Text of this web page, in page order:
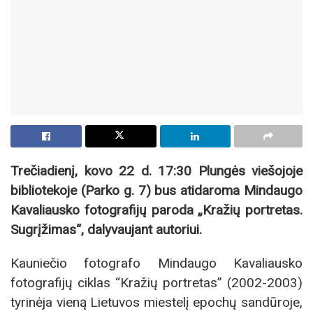
Trečiadienį, kovo 22 d. 17:30 Plungės viešojoje
bibliotekoje (Parko g. 7) bus atidaroma Mindaugo
Kavaliausko fotografijų paroda „Kražių portretas.
Sugrįžimas“, dalyvaujant autoriui.
Kauniečio fotografo Mindaugo Kavaliausko
fotografijų ciklas “Kražių portretas” (2002-2003)
tyrinėja vieną Lietuvos miestelį epochų sandūroje,